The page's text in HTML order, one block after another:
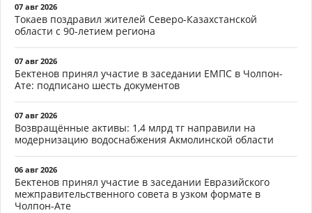
07 авг 2026
Токаев поздравил жителей Северо-Казахстанской
области с 90-летием региона
07 авг 2026
Бектенов принял участие в заседании ЕМПС в Чолпон-
Ате: подписано шесть документов
07 авг 2026
Возвращённые активы: 1,4 млрд тг направили на
модернизацию водоснабжения Акмолинской области
06 авг 2026
Бектенов принял участие в заседании Евразийского
межправительственного совета в узком формате в
Чолпон-Ате